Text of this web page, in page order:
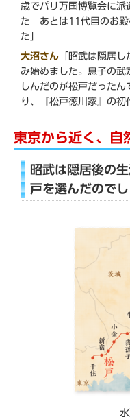
歳でパリ万国博覧会に派
た あとは11代目のお殿
た」
大沼さん 「昭武は隠居
み始めました。息子の
しんだのが松戸だった
り、『松戸徳川家』の初
東京から近く、自
昭武は隠居後の
戸を選んだのでし